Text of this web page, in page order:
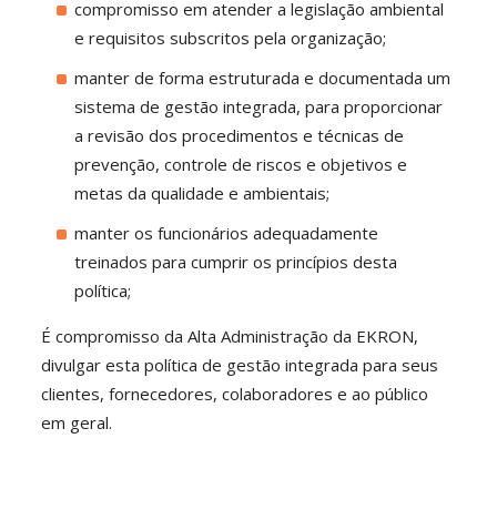
compromisso em atender a legislação ambiental
e requisitos subscritos pela organização;
manter de forma estruturada e documentada um
sistema de gestão integrada, para proporcionar
a revisão dos procedimentos e técnicas de
prevenção, controle de riscos e objetivos e
metas da qualidade e ambientais;
manter os funcionários adequadamente
treinados para cumprir os princípios desta
política;
É compromisso da Alta Administração da EKRON,
divulgar esta política de gestão integrada para seus
clientes, fornecedores, colaboradores e ao público
em geral.